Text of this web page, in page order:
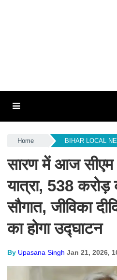
Home BIHAR LOCAL
सारण में आज सीएम
यात्रा, 538
सौगात, जीविका
का होगा उद्घाटन
By Upasana Singh Jan 21, 2026,